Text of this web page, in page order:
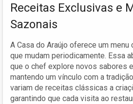
Receitas Exclusivas e
Sazonais
A Casa do Araújo oferece um
que mudam periodicamente. Essa
que o chef explore novos sabores
mantendo um vínculo com a
variam de receitas clássicas a
garantindo que cada visita ao